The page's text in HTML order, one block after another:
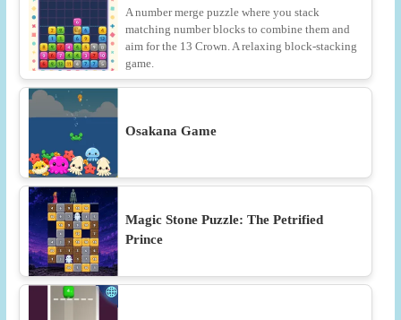
A number merge puzzle where you stack
matching number blocks to combine them and
aim for the 13 Crown. A relaxing block-stacking
game.
Osakana Game
Magic Stone Puzzle: The Petrified
Prince